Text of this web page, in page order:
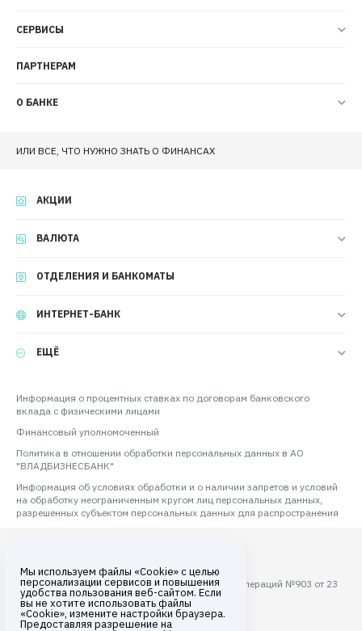
Мы используем файлы «Cookie» с целью
персонализации сервисов и повышения
удобства пользования веб-сайтом. Если
вы не хотите использовать файлы
«Cookie», измените настройки браузера.
Предоставляя разрешение на
СЕРВИСЫ
ПАРТНЕРАМ
О БАНКЕ
ИЛИ ВСЕ, ЧТО НУЖНО ЗНАТЬ О ФИНАНСАХ
АКЦИИ
ВАЛЮТА
ОТДЕЛЕНИЯ И БАНКОМАТЫ
ИНТЕРНЕТ-БАНК
ЕЩЁ
Информация о процентных ставках по договорам банковского
вклада с физическими лицами
Финансовый уполномоченный
Политика в отношении обработки персональных данных в АО
"ВЛАДБИЗНЕСБАНК"
Информация об условиях обработки и о наличии запретов и условий
на обработку неограниченным кругом лиц персональных данных,
разрешенных субъектом персональных данных для распространения
Лицензия ЦБ РФ на осуществление банковских операций №903 от 23
августа 2017 года
Все права защищены © 2026